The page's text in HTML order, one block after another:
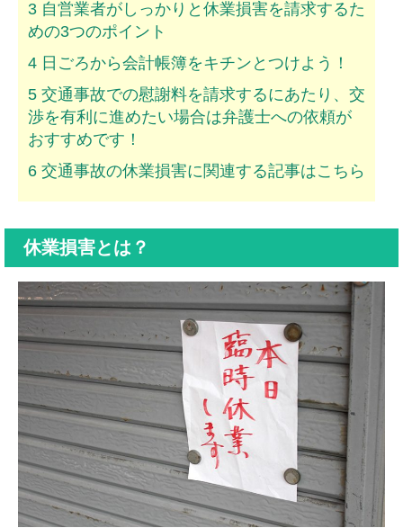
3 自営業者がしっかりと休業損害を請求するた
めの3つのポイント
4 日ごろから会計帳簿をキチンとつけよう！
5 交通事故での慰謝料を請求するにあたり、交
渉を有利に進めたい場合は弁護士への依頼が
おすすめです！
6 交通事故の休業損害に関連する記事はこちら
休業損害とは？
弁護士に相談[無料]